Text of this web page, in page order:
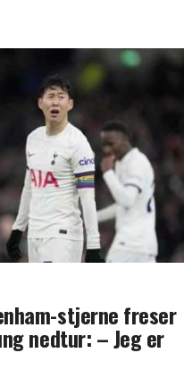
stjerne freser
nedtur: – Jeg er